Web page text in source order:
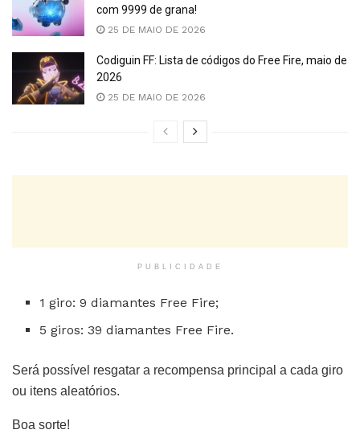
com 9999 de grana!
25 DE MAIO DE 2026
Codiguin FF: Lista de códigos do Free Fire, maio de
2026
25 DE MAIO DE 2026
PUBLICIDADE
1 giro: 9 diamantes Free Fire;
5 giros: 39 diamantes Free Fire.
Será possível resgatar a recompensa principal a cada giro
ou itens aleatórios.
Boa sorte!